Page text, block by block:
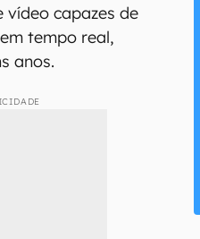
vídeo capazes de
tempo real,
anos.